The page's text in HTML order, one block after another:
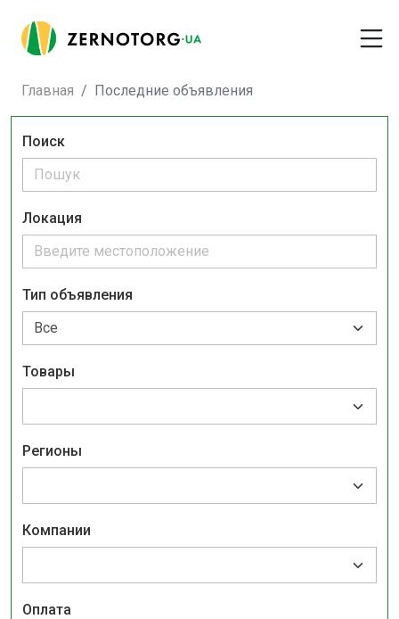
Главная Последние объявления
Поиск
Локация
Тип объявления
Товары
Регионы
Компании
Оплата